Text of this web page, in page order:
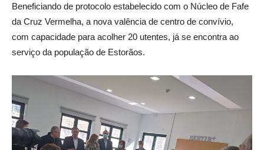
Beneficiando de protocolo estabelecido com o Núcleo de Fafe
da Cruz Vermelha, a nova valência de centro de convívio,
com capacidade para acolher 20 utentes, já se encontra ao
serviço da população de Estorãos.